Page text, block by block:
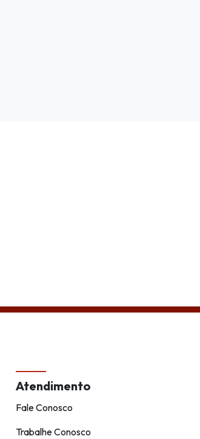
Atendimento
Fale Conosco
Trabalhe Conosco